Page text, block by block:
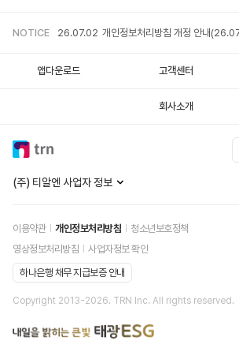
NOTICE 26.07.02 개인정보처리방침 개정 안내
앱다운로드 고객센터
회사소개
(주) 티알엔 사업자 정보
이용약관 개인정보처리방침
청소년보호정책
영상정보처리방침
사업자정보 확인
하나은행 채무 지급보증 안내
Copyright 2013-2026. TRN Inc. All rights reserved.